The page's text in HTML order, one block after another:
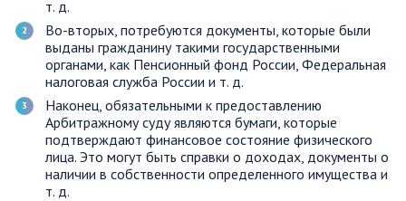
т. д.
Во-вторых, потребуются документы, которые были
выданы гражданину такими государственными
органами, как Пенсионный фонд России, Федеральная
налоговая служба России и т. д.
Наконец, обязательными к предоставлению
Арбитражному суду являются бумаги, которые
подтверждают финансовое состояние физического
лица. Это могут быть справки о доходах, документы о
наличии в собственности определенного имущества и
т. д.